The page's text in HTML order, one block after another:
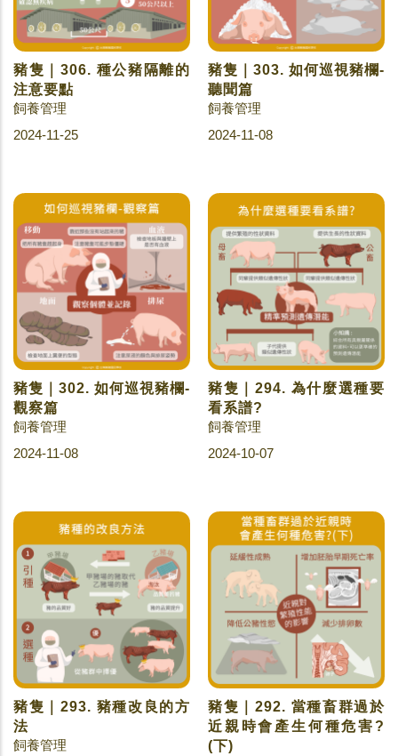
豬隻｜306. 種公豬隔離的
注意要點
飼養管理
2024-11-25
豬隻｜303. 如何巡視豬欄-
聽聞篇
飼養管理
2024-11-08
豬隻｜302. 如何巡視豬欄-
觀察篇
飼養管理
2024-11-08
豬隻｜294. 為什麼選種要
看系譜?
飼養管理
2024-10-07
豬隻｜293. 豬種改良的方
法
飼養管理
豬隻｜292. 當種畜群過於
近親時會產生何種危害?
(下)